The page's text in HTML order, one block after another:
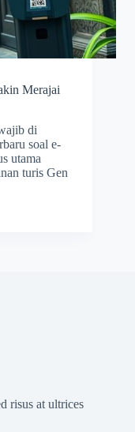
Merajai
di
soal e-
utama
turis Gen
risus at ultrices